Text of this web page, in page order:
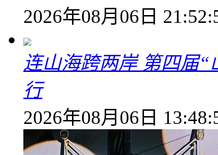
2026年08月06日
连山海跨两岸 第四届
行
2026年08月06日